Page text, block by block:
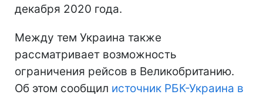
декабря 2020 года.
Между тем Украина также
рассматривает возможность
ограничения рейсов в Великобританию.
Об этом сообщил источник РБК-Украина в